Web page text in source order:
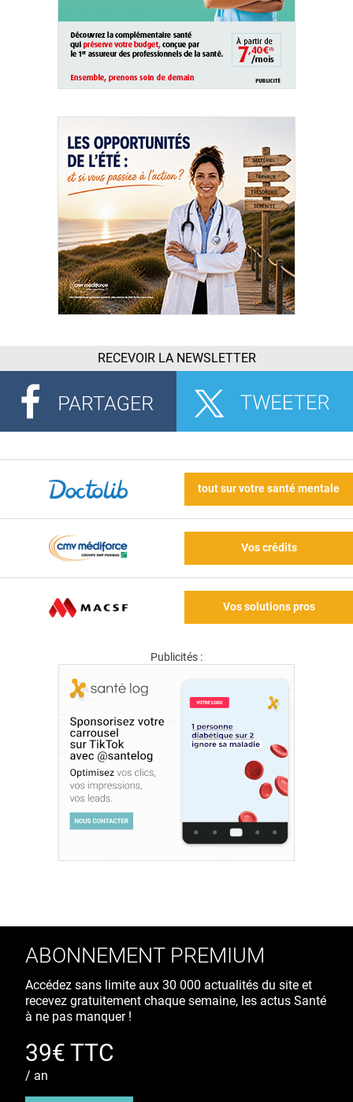
RECEVOIR LA NEWSLETTER
tout sur votre santé mentale
Vos crédits
Vos solutions pros
Publicités :
ABONNEMENT PREMIUM
Accédez sans limite aux 30 000 actualités du site et
recevez gratuitement chaque semaine, les actus Santé
à ne pas manquer !
39€ TTC
/ an